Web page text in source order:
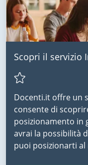
Scopri il servizio
Docenti.it offre un
consente di
posizionamento in
avrai la possibilità
puoi posizionarti al